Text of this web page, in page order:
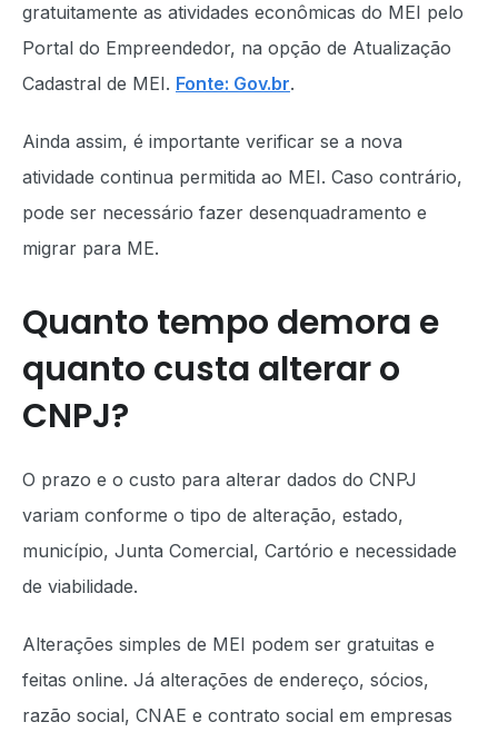
gratuitamente as atividades econômicas do MEI pelo
Portal do Empreendedor, na opção de Atualização
Cadastral de MEI. Fonte: Gov.br.
Ainda assim, é importante verificar se a nova
atividade continua permitida ao MEI. Caso contrário,
pode ser necessário fazer desenquadramento e
migrar para ME.
Quanto tempo demora e
quanto custa alterar o
CNPJ?
O prazo e o custo para alterar dados do CNPJ
variam conforme o tipo de alteração, estado,
município, Junta Comercial, Cartório e necessidade
de viabilidade.
Alterações simples de MEI podem ser gratuitas e
feitas online. Já alterações de endereço, sócios,
razão social, CNAE e contrato social em empresas